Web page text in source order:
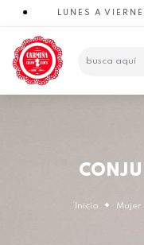
LUNES A
CATEGORÍAS
Inicio Mujer